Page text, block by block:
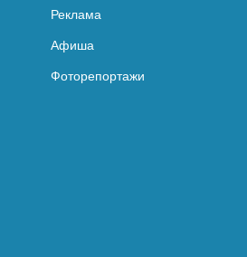
Реклама
Афиша
Фоторепортажи